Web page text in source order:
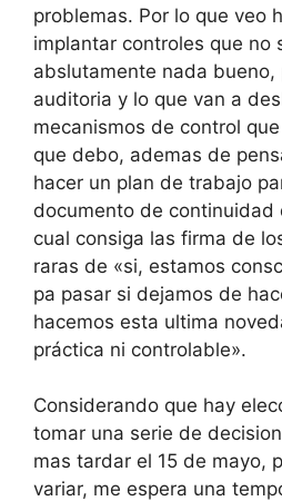
problemas. Por lo que veo
implantar controles que no
abslutamente nada bueno,
auditoria y lo que van a
mecanismos de control
que debo, ademas de
hacer un plan de trabajo
documento de continuidad
cual consiga las firma de
raras de «si, estamos
pa pasar si dejamos de
hacemos esta ultima
práctica ni controlable».
Considerando que hay
tomar una serie de
mas tardar el 15 de mayo,
variar, me espera una